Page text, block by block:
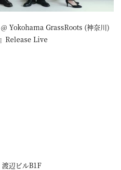
Yokohama GrassRoots (神奈川)
Release Live
辺ビルB1F